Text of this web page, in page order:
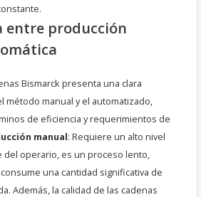
entre producción
Bismarck presenta una clara
método manual y el automatizado,
de eficiencia y requerimientos de
manual: Requiere un alto nivel
del operario, es un proceso lento,
una cantidad significativa de
Además, la calidad de las cadenas